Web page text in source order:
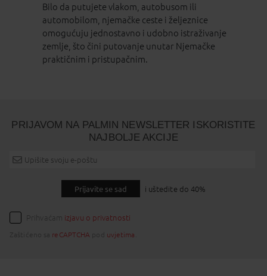
Bilo da putujete vlakom, autobusom ili
automobilom, njemačke ceste i željeznice
omogućuju jednostavno i udobno istraživanje
zemlje, što čini putovanje unutar Njemačke
praktičnim i pristupačnim.
PRIJAVOM NA PALMIN NEWSLETTER ISKORISTITE
NAJBOLJE AKCIJE
Prijavite se sad i uštedite do 40%
Prihvaćam izjavu o privatnosti
Zaštićeno sa reCAPTCHA uvjetima